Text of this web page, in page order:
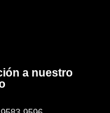
a nuestro